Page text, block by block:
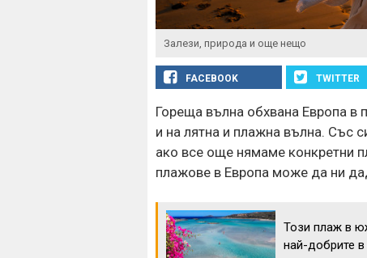
Залези, природа и още нещо
FACEBOOK TWITTER
Гореща вълна обхвана Европа в
и на лятна и плажна вълна. Със
ако все още нямаме конкретни
плажове в Европа може да ни
Този плаж в
най-добрите в